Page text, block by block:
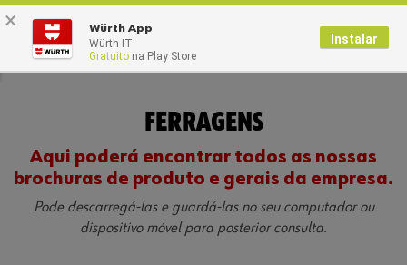
Home Serviços Brochuras Temáticas
FERRAGENS
Aqui poderá encontrar todos as nossas
brochuras de produto e gerais da empresa.
Pode descarregá-las e guardá-las no seu computador ou
dispositivo móvel para posterior consulta.
× Würth App
Würth IT
Gratuito na Play Store
Instalar